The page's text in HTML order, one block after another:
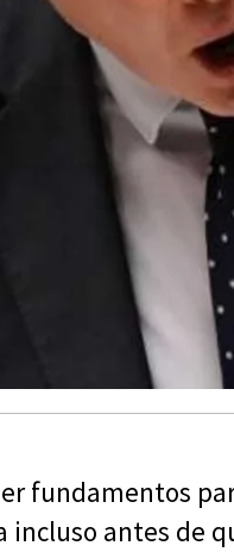
fundamentos
incluso antes de